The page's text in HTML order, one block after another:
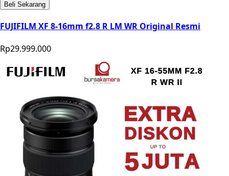
Beli Sekarang
FUJIFILM XF 8-16mm f2.8 R LM WR Original Resmi
Rp29.999.000